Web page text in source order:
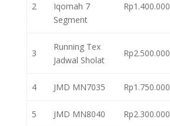
2
Iqomah 7
Segment
Rp1.400.000
3
Running Tex
Jadwal Sholat
Rp2.500.000
4 JMD MN7035 Rp1.750.000
5 JMD MN8040 Rp2.300.000